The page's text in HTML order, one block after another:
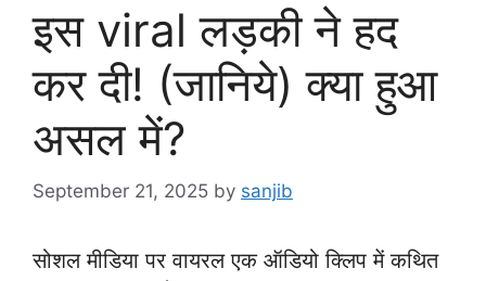
इस viral लड़की ने हद
कर दी! (जानिये) क्या हुआ
असल में?
September 21, 2025 by sanjib
सोशल मीडिया पर वायरल एक ऑडियो क्लिप में कथित